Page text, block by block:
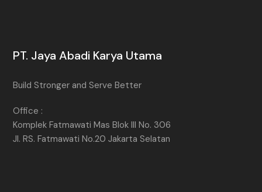
PT. Jaya Abadi Karya Utama
Build Stronger and Serve Better
Office :
Komplek Fatmawati Mas Blok III No. 306
Jl. RS. Fatmawati No.20 Jakarta Selatan